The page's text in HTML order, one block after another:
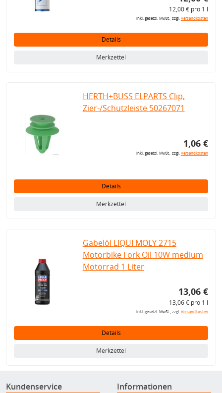
12,00 € pro 1 l
inkl. gesetzl. MwSt., zzgl.Versandkosten
Details
Merkzettel
HERTH+BUSS ELPARTS Clip,
Zier-/Schutzleiste 50267071
1,06 €
inkl. gesetzl. MwSt., zzgl.Versandkosten
Details
Merkzettel
Gabelöl LIQUI MOLY 2715
Motorbike Fork Oil 10W medium
Motorrad 1 Liter
13,06 €
13,06 € pro 1 l
inkl. gesetzl. MwSt., zzgl.Versandkosten
Details
Merkzettel
Kundenservice Informationen